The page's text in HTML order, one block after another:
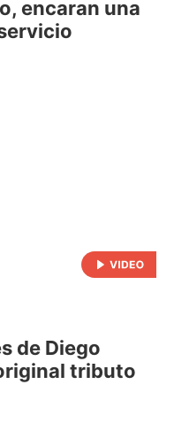
encaran una
de Diego
tributo